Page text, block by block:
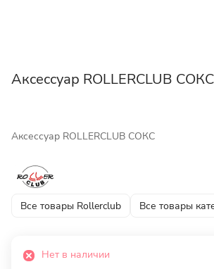
Аксессуар ROLLERCLUB СОКС
Аксессуар ROLLERCLUB СОКС
Все товары Rollerclub Все товары
Нет в наличии